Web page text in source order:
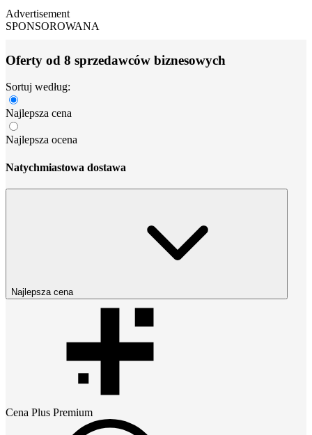
Advertisement
SPONSOROWANA
Oferty od 8 sprzedawców biznesowych
Sortuj według:
Najlepsza cena
Najlepsza ocena
Natychmiastowa dostawa
Najlepsza cena
Cena Plus Premium